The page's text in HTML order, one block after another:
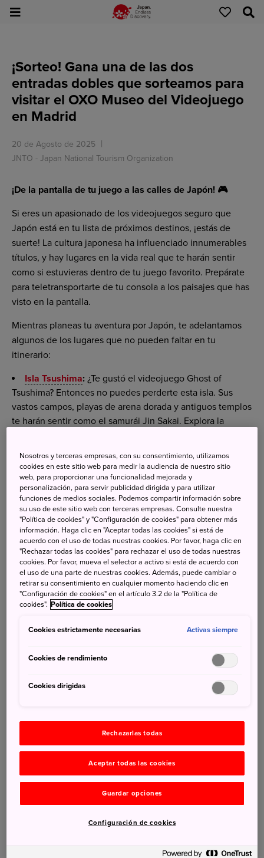
¡Sorteo! Gana una de las dos
entradas dobles que sorteamos para
visitar el OXO Museo del Videojuego
en Madrid
20 de Agosto de 2025
JNTO - Japan National Tourism Organization
¡De la pantalla de tu juego a las calles de Japón! 🎮
Si eres un apasionado de los videojuegos seguro que
Japón está en tu lista de próximos destinos, ¡estás de
suerte! La cultura japonesa ha influenciado innumerables
títulos, y hay lugares en la vida real que te harán sentir
como si estuvieras dentro de tu juego favorito. Prepárate
para teletransportarte de tu consola a los paisajes que has
visto en la pantalla.
Mientras planeas tu aventura por Japón, te adelantamos
algunos de los lugares que no pueden faltar en tu
itinerario:
Isla Tsushima: ¿Te gustó el videojuego Ghost of
Tsushima? Entonces no puedes perderte esta isla. Sus
vastos campos, playas de arena dorada y antiguos templos
te harán sentir como el samurái Jin Sakai. Explora la
oportunidad de entrar en el Reino Champiñón! Este
parque temático te sumerge por completo en el mundo de
Mario Bros, con atracciones interactivas, personajes
emblemáticos y restaurantes temáticos. Es un paraíso para
los fans de Nintendo.
Akihabara, Tokio:No hay un lugar más icónico para los
amantes del manga y los videojuegos. Conocido como el
"Barrio Eléctrico", sus calles están repletas de tiendas de
electrónica, arcades y establecimientos de figuras
coleccionables. Es el epicentro de la cultura otaku.
Dotonbori, Osaka:Sus vibrantes carteles de neón y su
juegos de lucha. Es el lugar perfecto para sumergirte en la
FukushimayHokkaido
Para los amantes de los
ofrecen un contraste fascinante. Fukushima, conocida por
septentrional, famosa por sus inviernos nevados y sus
parques nacionales, son destinos perfectos para los que
buscan la inspiración de los videojuegos de mundo
Sorteo de entradas para elOXO Museo del Videojuego
larga, por eso te proponemos un plan para que la espera
Nosotros y terceras empresas, con su consentimiento, utilizamos
cookies en este sitio web para medir la audiencia de nuestro sitio
web, para proporcionar una funcionalidad mejorada y
personalización, para servir publicidad dirigida y para utilizar
funciones de medios sociales. Podemos compartir información sobre
su uso de este sitio web con terceras empresas. Consulte nuestra
"Política de cookies" y "Configuración de cookies" para obtener más
información. Haga clic en "Aceptar todas las cookies" si está de
acuerdo con el uso de todas nuestras cookies. Por favor, haga clic en
"Rechazar todas las cookies" para rechazar el uso de todas nuestras
cookies. Por favor, mueva el selector a activo si está de acuerdo con
el uso de una parte de nuestras cookies. Además, puede cambiar o
retirar su consentimiento en cualquier momento haciendo clic en
"Configuración de cookies" en el artículo 3.2 de la "Política de
cookies". Política de cookies
Cookies estrictamente necesarias Activas siempre
Cookies de rendimiento
Cookies dirigidas
Rechazarlas todas
Aceptar todas las cookies
Guardar opciones
Configuración de cookies